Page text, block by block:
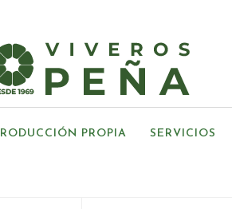
PROPIA SERVICIOS